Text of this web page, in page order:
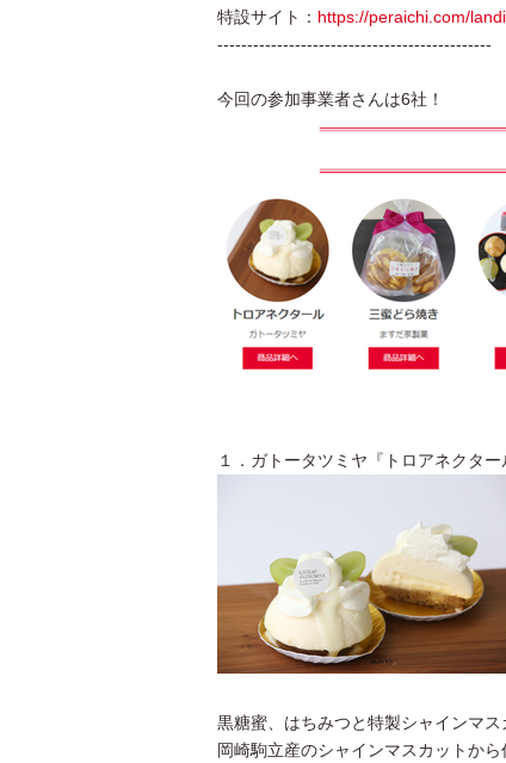
特設サイト： https://peraichi.com/
----------------------------------------------
今回の参加事業者さんは6社！
１．ガトータツミヤ『トロアネクタ
黒糖蜜、はちみつと特製シャインマス
岡崎駒立産のシャインマスカットから